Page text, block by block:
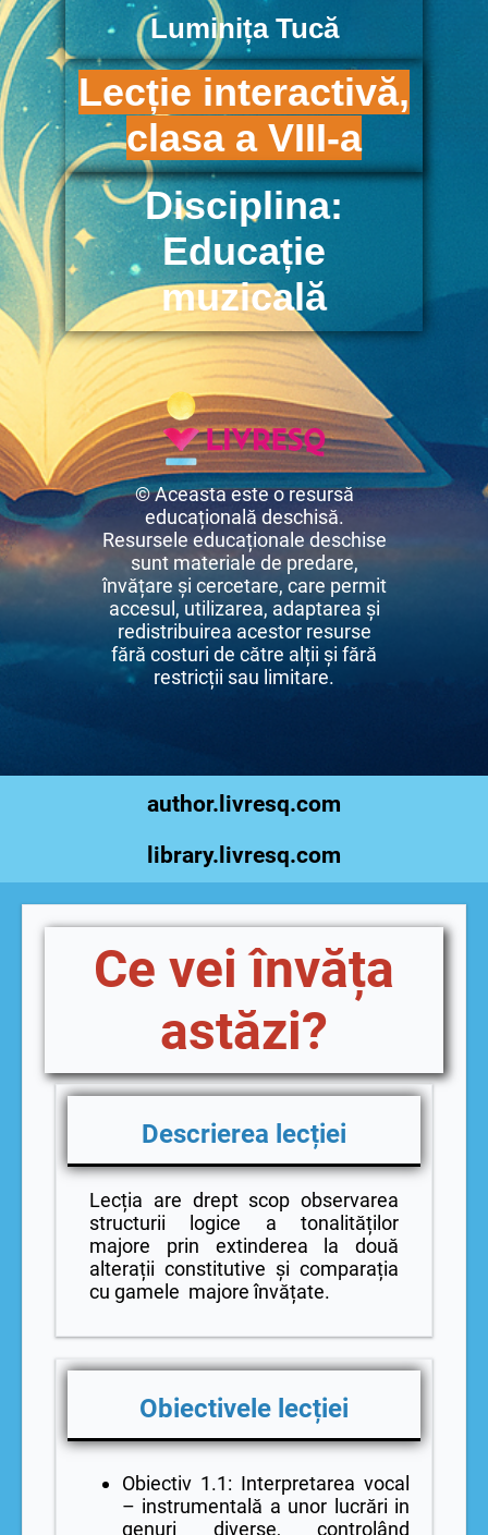
Luminița Tucă
Lecție interactivă,
clasa a VIII-a
Disciplina:
Educație
muzicală
© Aceasta este o resursă
educațională deschisă.
Resursele educaționale deschise
sunt materiale de predare,
învățare și cercetare, care permit
accesul, utilizarea, adaptarea și
redistribuirea acestor resurse
fără costuri de către alții și fără
restricții sau limitare.
author.livresq.com
library.livresq.com
Ce vei învăța
astăzi?
Descrierea lecției
Lecția are drept scop observarea
structurii logice a tonalităților
majore prin extinderea la două
alterații constitutive și comparația
cu gamele majore învățate.
Obiectivele lecției
Obiectiv 1.1: Interpretarea vocal
– instrumentală a unor lucrări in
genuri diverse, controlând